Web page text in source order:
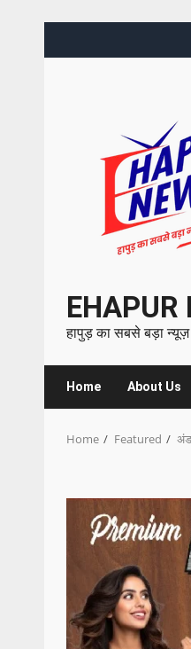
EHAPUR
हापुड़ का सबसे बड़ा
Home About Us
Home Featured